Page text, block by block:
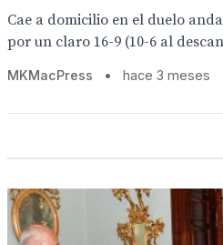
Cae a domicilio en el duelo
por un claro 16-9 (10-6 al
MKMacPress • hace 3 meses